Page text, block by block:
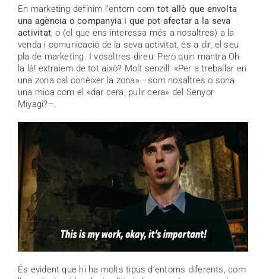
En marketing definim l’entorn com tot allò que envolta
una agència o companyia i que pot afectar a la seva
activitat, o (el que ens interessa més a nosaltres) a la
venda i comunicació de la seva activitat, és a dir, el seu
pla de marketing. I vosaltres direu: Però quin mantra Oh
la là! extraiem de tot això? Molt senzill: «Per a treballar en
una zona cal conèixer la zona» –som nosaltres o sona
una mica com el «dar cera, pulir cera» del Senyor
Miyagi?–.
És evident que hi ha molts tipus d’entorns diferents, com